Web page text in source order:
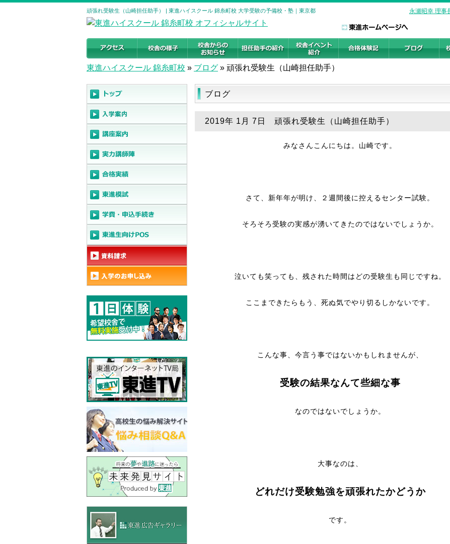
頑張れ受験生（山崎担任助手） | 東進ハイスクール 錦糸町校 大学受験の予備校・塾｜東京都 永瀬昭幸 理事
東進ハイスクール 錦糸町校 » ブログ » 頑張れ受験生（山崎担任助手）
ブログ
2019年 1月 7日 頑張れ受験生（山崎担任助手）
みなさんこんにちは。山崎です。
さて、新年年が明け、２週間後に控えるセンター試験。
そろそろ受験の実感が湧いてきたのではないでしょうか。
泣いても笑っても、残された時間はどの受験生も同じですね。
ここまできたらもう、死ぬ気でやり切るしかないです。
こんな事、今言う事ではないかもしれませんが、
受験の結果なんて些細な事
なのではないでしょうか。
大事なのは、
どれだけ受験勉強を頑張れたかどうか
です。